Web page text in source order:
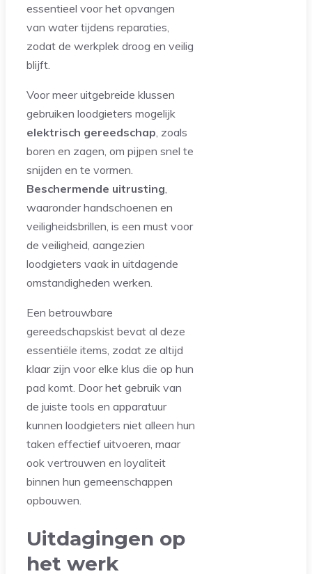
essentieel voor het opvangen
van water tijdens reparaties,
zodat de werkplek droog en veilig
blijft.
Voor meer uitgebreide klussen
gebruiken loodgieters mogelijk
elektrisch gereedschap , zoals
boren en zagen, om pijpen snel te
snijden en te vormen.
Beschermende uitrusting
waaronder handschoenen en
veiligheidsbrillen, is een must voor
de veiligheid, aangezien
loodgieters vaak in uitdagende
omstandigheden werken.
Een betrouwbare
gereedschapskist bevat al deze
essentiële items, zodat ze altijd
klaar zijn voor elke klus die op hun
pad komt. Door het gebruik van
de juiste tools en apparatuur
kunnen loodgieters niet alleen hun
taken effectief uitvoeren, maar
ook vertrouwen en loyaliteit
binnen hun gemeenschappen
opbouwen.
Uitdagingen op
het werk